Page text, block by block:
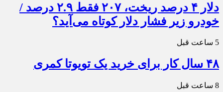
دلار ۴ درصد ریخت، ۲۰۷ فقط ۲.۹ درصد /
خودرو زیر فشار دلار کوتاه می‌آید؟
5 ساعت قبل
۴۸ سال کار برای خرید یک تویوتا کمری
8 ساعت قبل